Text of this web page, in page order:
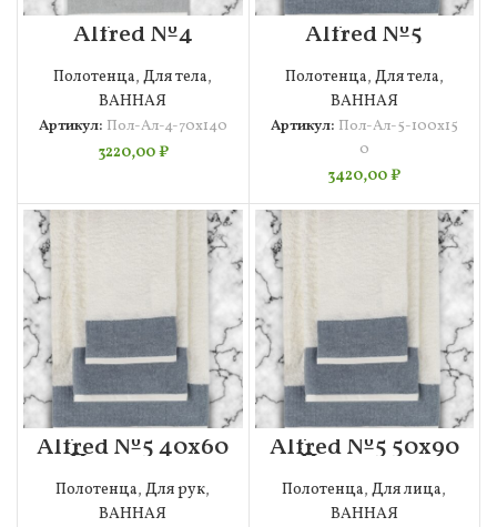
Alfred №4
70х140
Полотенце
Махровое
Полотенца,Для тела,
ВАННАЯ
Артикул: Пол-Ал-4-70х140
3220,00₽
Alfred №5
100х150
Полотенце
Махровое
Полотенца, Для тела,
ВАННАЯ
Артикул: Пол-Ал-5-100х15
0
3420,00₽
Alfred №5 40х60
Полотенце
Махровое
Полотенца,Для рук,
ВАННАЯ
Alfred №5 50х90
Полотенце
Махровое
Полотенца,Для лица,
ВАННАЯ